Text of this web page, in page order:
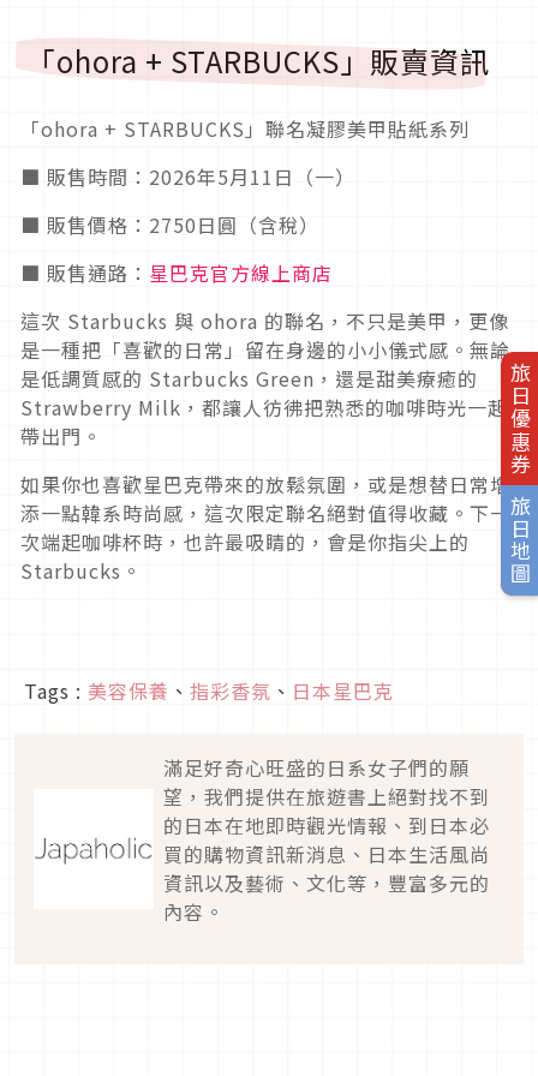
旅日優惠券
旅日地圖
「ohora + STARBUCKS」販賣資訊
「ohora + STARBUCKS」聯名凝膠美甲貼紙系列
■ 販售時間：2026年5月11日（一）
■ 販售價格：2750日圓（含稅）
■ 販售通路： 星巴克官方線上商店
這次 Starbucks 與 ohora 的聯名，不只是美甲，更像
是一種把「喜歡的日常」留在身邊的小小儀式感。無論
是低調質感的 Starbucks Green，還是甜美療癒的
Strawberry Milk，都讓人彷彿把熟悉的咖啡時光一起
帶出門。
如果你也喜歡星巴克帶來的放鬆氛圍，或是想替日常增
添一點韓系時尚感，這次限定聯名絕對值得收藏。下一
次端起咖啡杯時，也許最吸睛的，會是你指尖上的
Starbucks。
Tags : 美容保養 、 指彩香氛 、 日本星巴克
滿足好奇心旺盛的日系女子們的願
望，我們提供在旅遊書上絕對找不到
的日本在地即時觀光情報、到日本必
買的購物資訊新消息、日本生活風尚
資訊以及藝術、文化等，豐富多元的
內容。